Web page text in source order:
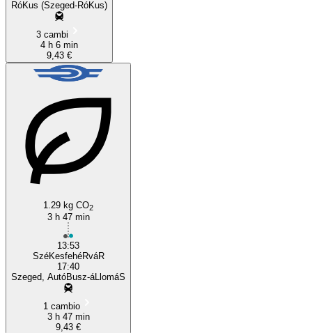
RóKus (Szeged-RóKus)
3 cambi
4 h 6 min
9,43 €
1.29 kg CO2
3 h 47 min
13:53
SzéKesfehéRváR
17:40
Szeged, AutóBusz-áLlomáS
1 cambio
3 h 47 min
9,43 €